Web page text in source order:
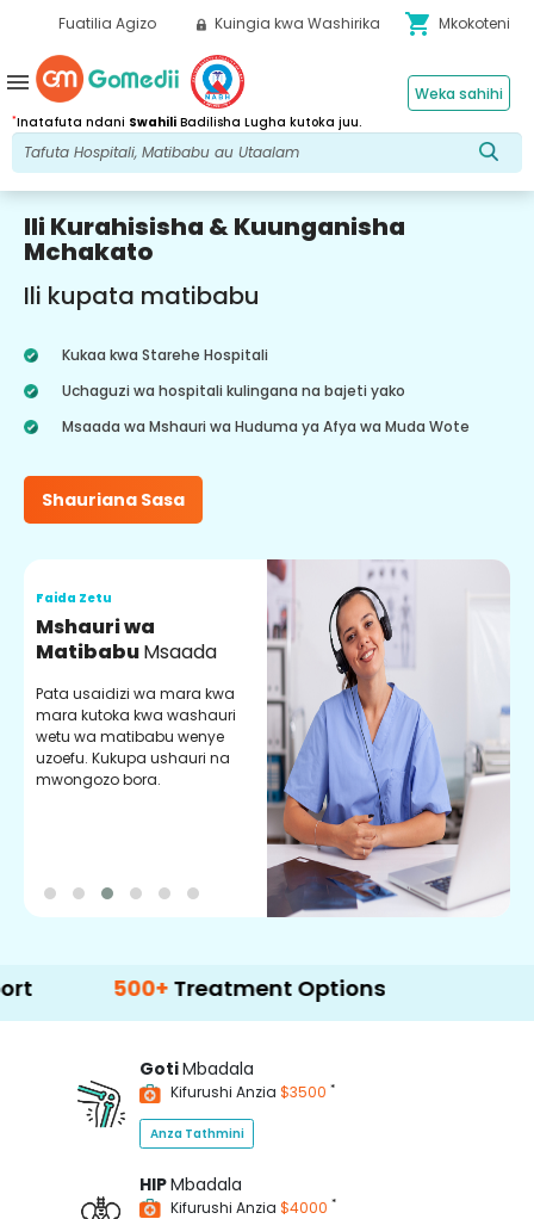
Fuatilia Agizo Kuingia kwa Washirika shopping_cart Mkokoteni
*Inatafuta ndani Swahili Badilisha Lugha kutoka juu.
Weka sahihi
menu
Ili Kurahisisha & Kuunganisha
Mchakato
Ili kupata matibabu
Kukaa kwa Starehe Hospitali
Uchaguzi wa hospitali kulingana na bajeti yako
Msaada wa Mshauri wa Huduma ya Afya wa Muda Wote
Shauriana Sasa
Faida Zetu
Mshauri wa
MatibabuMsaada
Pata usaidizi wa mara kwa
mara kutoka kwa washauri
wetu wa matibabu wenye
uzoefu. Kukupa ushauri na
mwongozo bora.
500+ Treatment Options
GotiMbadala
Kifurushi Anzia $3500 *
Anza Tathmini
HIPMbadala
Kifurushi Anzia $4000 *